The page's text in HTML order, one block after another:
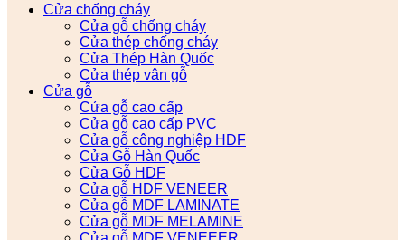
Cửa chống cháy
Cửa gỗ chống cháy
Cửa thép chống cháy
Cửa Thép Hàn Quốc
Cửa thép vân gỗ
Cửa gỗ
Cửa gỗ cao cấp
Cửa gỗ cao cấp PVC
Cửa gỗ công nghiệp HDF
Cửa Gỗ Hàn Quốc
Cửa Gỗ HDF
Cửa gỗ HDF VENEER
Cửa gỗ MDF LAMINATE
Cửa gỗ MDF MELAMINE